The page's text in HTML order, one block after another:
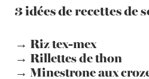
3 idées de recettes de
→ Riz tex-mex
→ Rillettes de thon
→ Minestrone aux